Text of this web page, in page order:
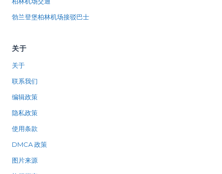
勃兰登堡柏林机场接驳巴士
关于
关于
联系我们
编辑政策
隐私政策
使用条款
DMCA 政策
图片来源